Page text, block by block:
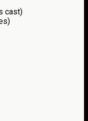
cast)